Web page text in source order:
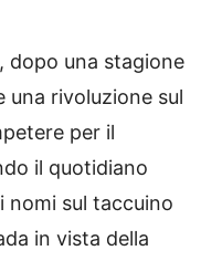
dopo una stagione
rivoluzione sul
per il
il quotidiano
sul taccuino
in vista della